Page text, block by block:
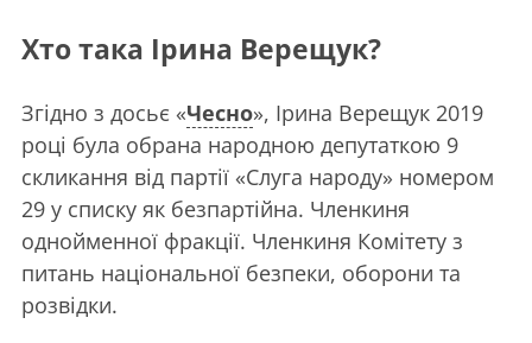
Хто така Ірина Верещук?
Згідно з досьє «Чесно», Ірина Верещук 2019
році була обрана народною депутаткою 9
скликання від партії «Слуга народу» номером
29 у списку як безпартійна. Членкиня
однойменної фракції. Членкиня Комітету з
питань національної безпеки, оборони та
розвідки.